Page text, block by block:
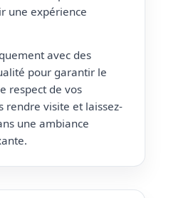
une expérience
avec des
pour garantir le
respect de vos
rendre visite et laissez-
une ambiance